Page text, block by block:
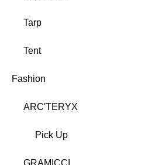
Tarp
Tent
Fashion
ARC'TERYX
Pick Up
GRAMICCI